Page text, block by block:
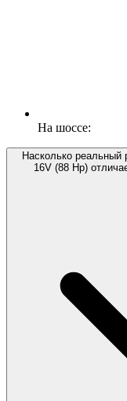
На шоссе:
Насколько реальный
16V (88 Hp)